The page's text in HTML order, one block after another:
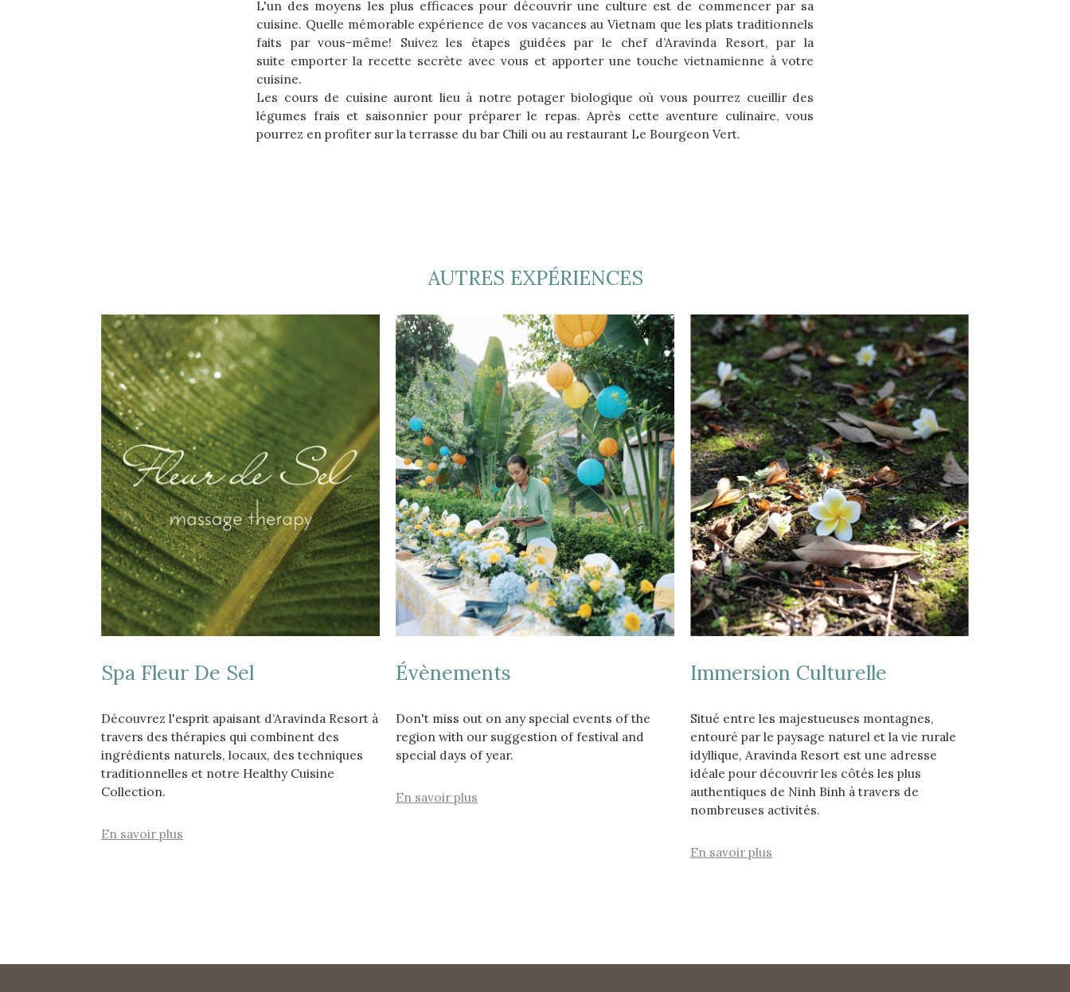
L'un des moyens les plus efficaces pour découvrir une culture est de commencer par sa
cuisine. Quelle mémorable expérience de vos vacances au Vietnam que les plats traditionnels
faits par vous-même! Suivez les étapes guidées par le chef d’Aravinda Resort, par la
suite emporter la recette secrète avec vous et apporter une touche vietnamienne à votre
cuisine.
Les cours de cuisine auront lieu à notre potager biologique où vous pourrez cueillir des
légumes frais et saisonnier pour préparer le repas. Après cette aventure culinaire, vous
pourrez en profiter sur la terrasse du bar Chili ou au restaurant Le Bourgeon Vert.
AUTRES EXPÉRIENCES
Spa Fleur De Sel
Découvrez l'esprit apaisant d’Aravinda Resort à
travers des thérapies qui combinent des
ingrédients naturels, locaux, des techniques
traditionnelles et notre Healthy Cuisine
Collection.
En savoir plus
Évènements
Don't miss out on any special events of the
region with our suggestion of festival and
special days of year.
En savoir plus
Immersion Culturelle
Situé entre les majestueuses montagnes,
entouré par le paysage naturel et la vie rurale
idyllique, Aravinda Resort est une adresse
idéale pour découvrir les côtés les plus
authentiques de Ninh Binh à travers de
nombreuses activités.
En savoir plus